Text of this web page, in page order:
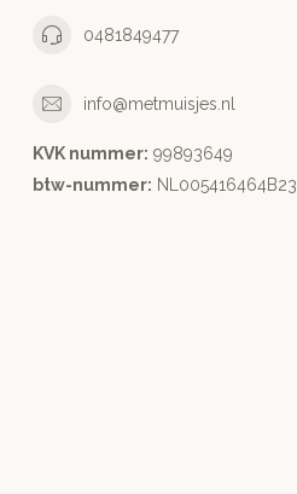
0481849477
info@metmuisjes.nl
KVK nummer: 99893649
btw-nummer: NL005416464B23